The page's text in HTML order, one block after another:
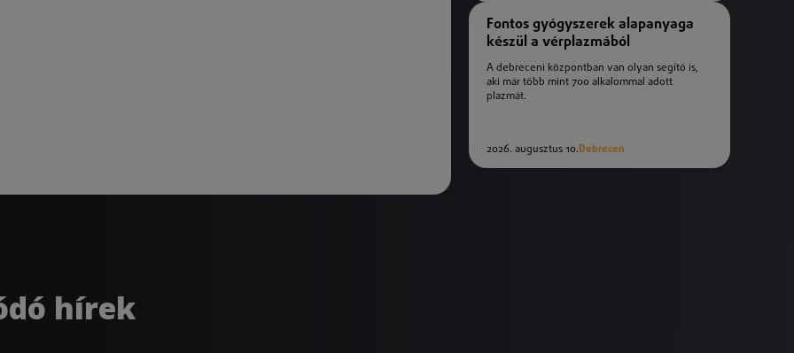
Fontos gyógyszerek alapanyaga
készül a vérplazmából
A debreceni központban van olyan segítő is,
aki már több mint 700 alkalommal adott
plazmát.
2026. augusztus 10.Debrecen
hírek